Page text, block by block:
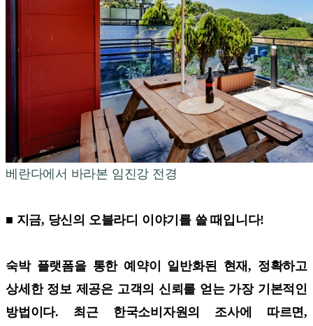
베란다에서 바라본 임진강 전경
■ 지금, 당신의 오블라디 이야기를 쓸 때입니다!
숙박 플랫폼을 통한 예약이 일반화된 현재, 정확하고
상세한 정보 제공은 고객의 신뢰를 얻는 가장 기본적인
방법이다. 최근 한국소비자원의 조사에 따르면,